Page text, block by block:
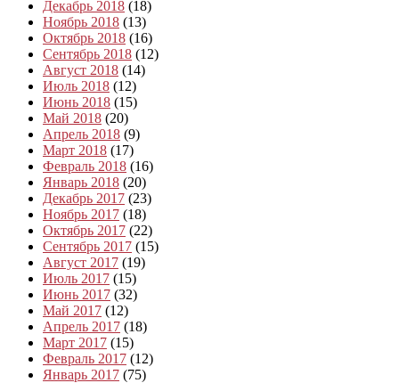
Декабрь 2018 (18)
Ноябрь 2018 (13)
Октябрь 2018 (16)
Сентябрь 2018 (12)
Август 2018 (14)
Июль 2018 (12)
Июнь 2018 (15)
Май 2018 (20)
Апрель 2018 (9)
Март 2018 (17)
Февраль 2018 (16)
Январь 2018 (20)
Декабрь 2017 (23)
Ноябрь 2017 (18)
Октябрь 2017 (22)
Сентябрь 2017 (15)
Август 2017 (19)
Июль 2017 (15)
Июнь 2017 (32)
Май 2017 (12)
Апрель 2017 (18)
Март 2017 (15)
Февраль 2017 (12)
Январь 2017 (75)